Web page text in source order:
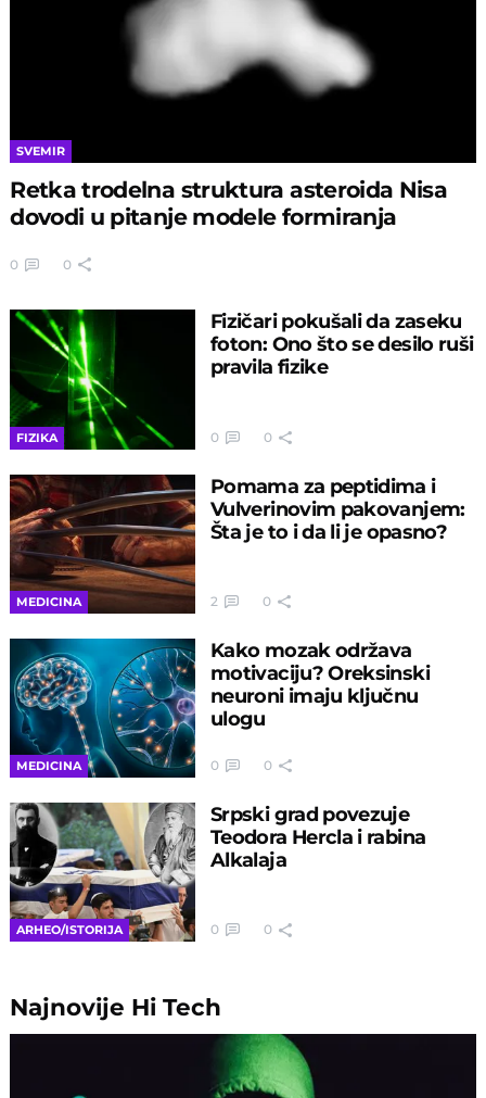
SVEMIR
Retka trodelna struktura asteroida Nisa
dovodi u pitanje modele formiranja
0 0
FIZIKA
Fizičari pokušali da zaseku
foton: Ono što se desilo ruši
pravila fizike
0 0
MEDICINA
Pomama za peptidima i
Vulverinovim pakovanjem:
Šta je to i da li je opasno?
2 0
MEDICINA
Kako mozak održava
motivaciju? Oreksinski
neuroni imaju ključnu
ulogu
0 0
ARHEO/ISTORIJA
Srpski grad povezuje
Teodora Hercla i rabina
Alkalaja
0 0
Najnovije Hi Tech